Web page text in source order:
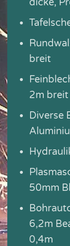
dicke,
breit
2m breit
Diverse
50mm
6,2m
0,4m